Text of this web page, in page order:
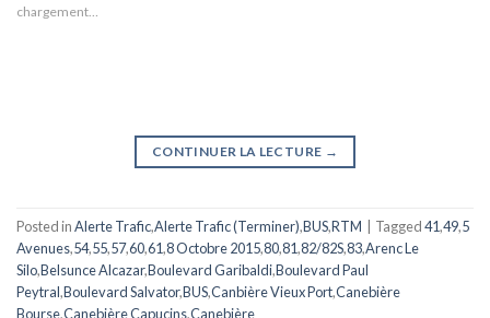
chargement…
CONTINUER LA LECTURE →
Posted inAlerte Trafic,Alerte Trafic (Terminer),BUS,RTM Tagged41,49,5
Avenues,54,55,57,60,61,8 Octobre 2015,80,81,82/82S,83,Arenc Le
Silo,Belsunce Alcazar,Boulevard Garibaldi,Boulevard Paul
Peytral,Boulevard Salvator,BUS,Canbière Vieux Port,Canebière
Bourse,Canebière Capucins,Canebière